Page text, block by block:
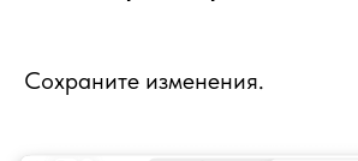
Сохраните изменения.